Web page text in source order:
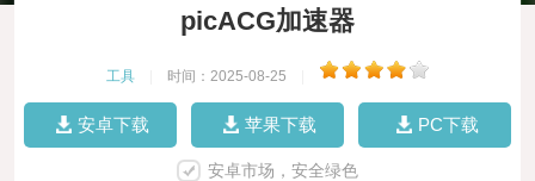
picACG加速器
工具 时间：2025-08-25
安卓下载 苹果下载 PC下载
安卓市场，安全绿色